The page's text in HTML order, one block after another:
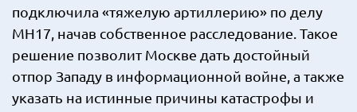
подключила «тяжелую артиллерию» по делу
MH17, начав собственное расследование. Такое
решение позволит Москве дать достойный
отпор Западу в информационной войне, а также
указать на истинные причины катастрофы и